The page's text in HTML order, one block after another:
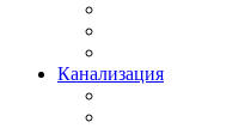
Канализация